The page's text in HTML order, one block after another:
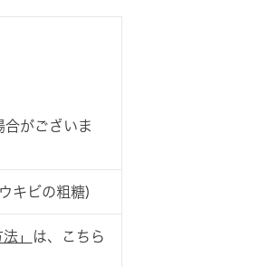
がございま
キビの粗糖)
」
は、こちら